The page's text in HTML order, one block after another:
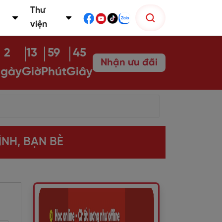
Thư
viện
2
13
Giờ
59
Phút
43
Giây
Nhận ưu đãi
BẠN BÈ